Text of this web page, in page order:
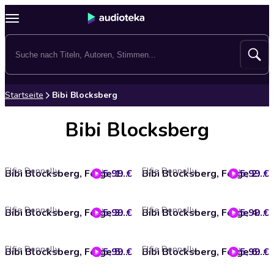
Startseite Bibi Blocksberg
Bibi Blocksberg
Bibi Blocksberg, Folge 1: Hexen gibt es doch
Elfie Donnelly 5,99 € Bibi Blocksberg, Folge 2: Hexerei in der Schule
Elfie Donnelly 5,99 €
Bibi Blocksberg, Folge 3: Die Zauberlimonade
Elfie Donnelly 5,99 € Bibi Blocksberg, Folge 4: Der Bankräuber
Elfie Donnelly 5,99 €
Bibi Blocksberg, Folge 5: Ein verhexter Urlaub
Elfie Donnelly 5,99 € Bibi Blocksberg, Folge 6: Die Kuh im Schlafzimmer
Elfie Donnelly 5,99 €